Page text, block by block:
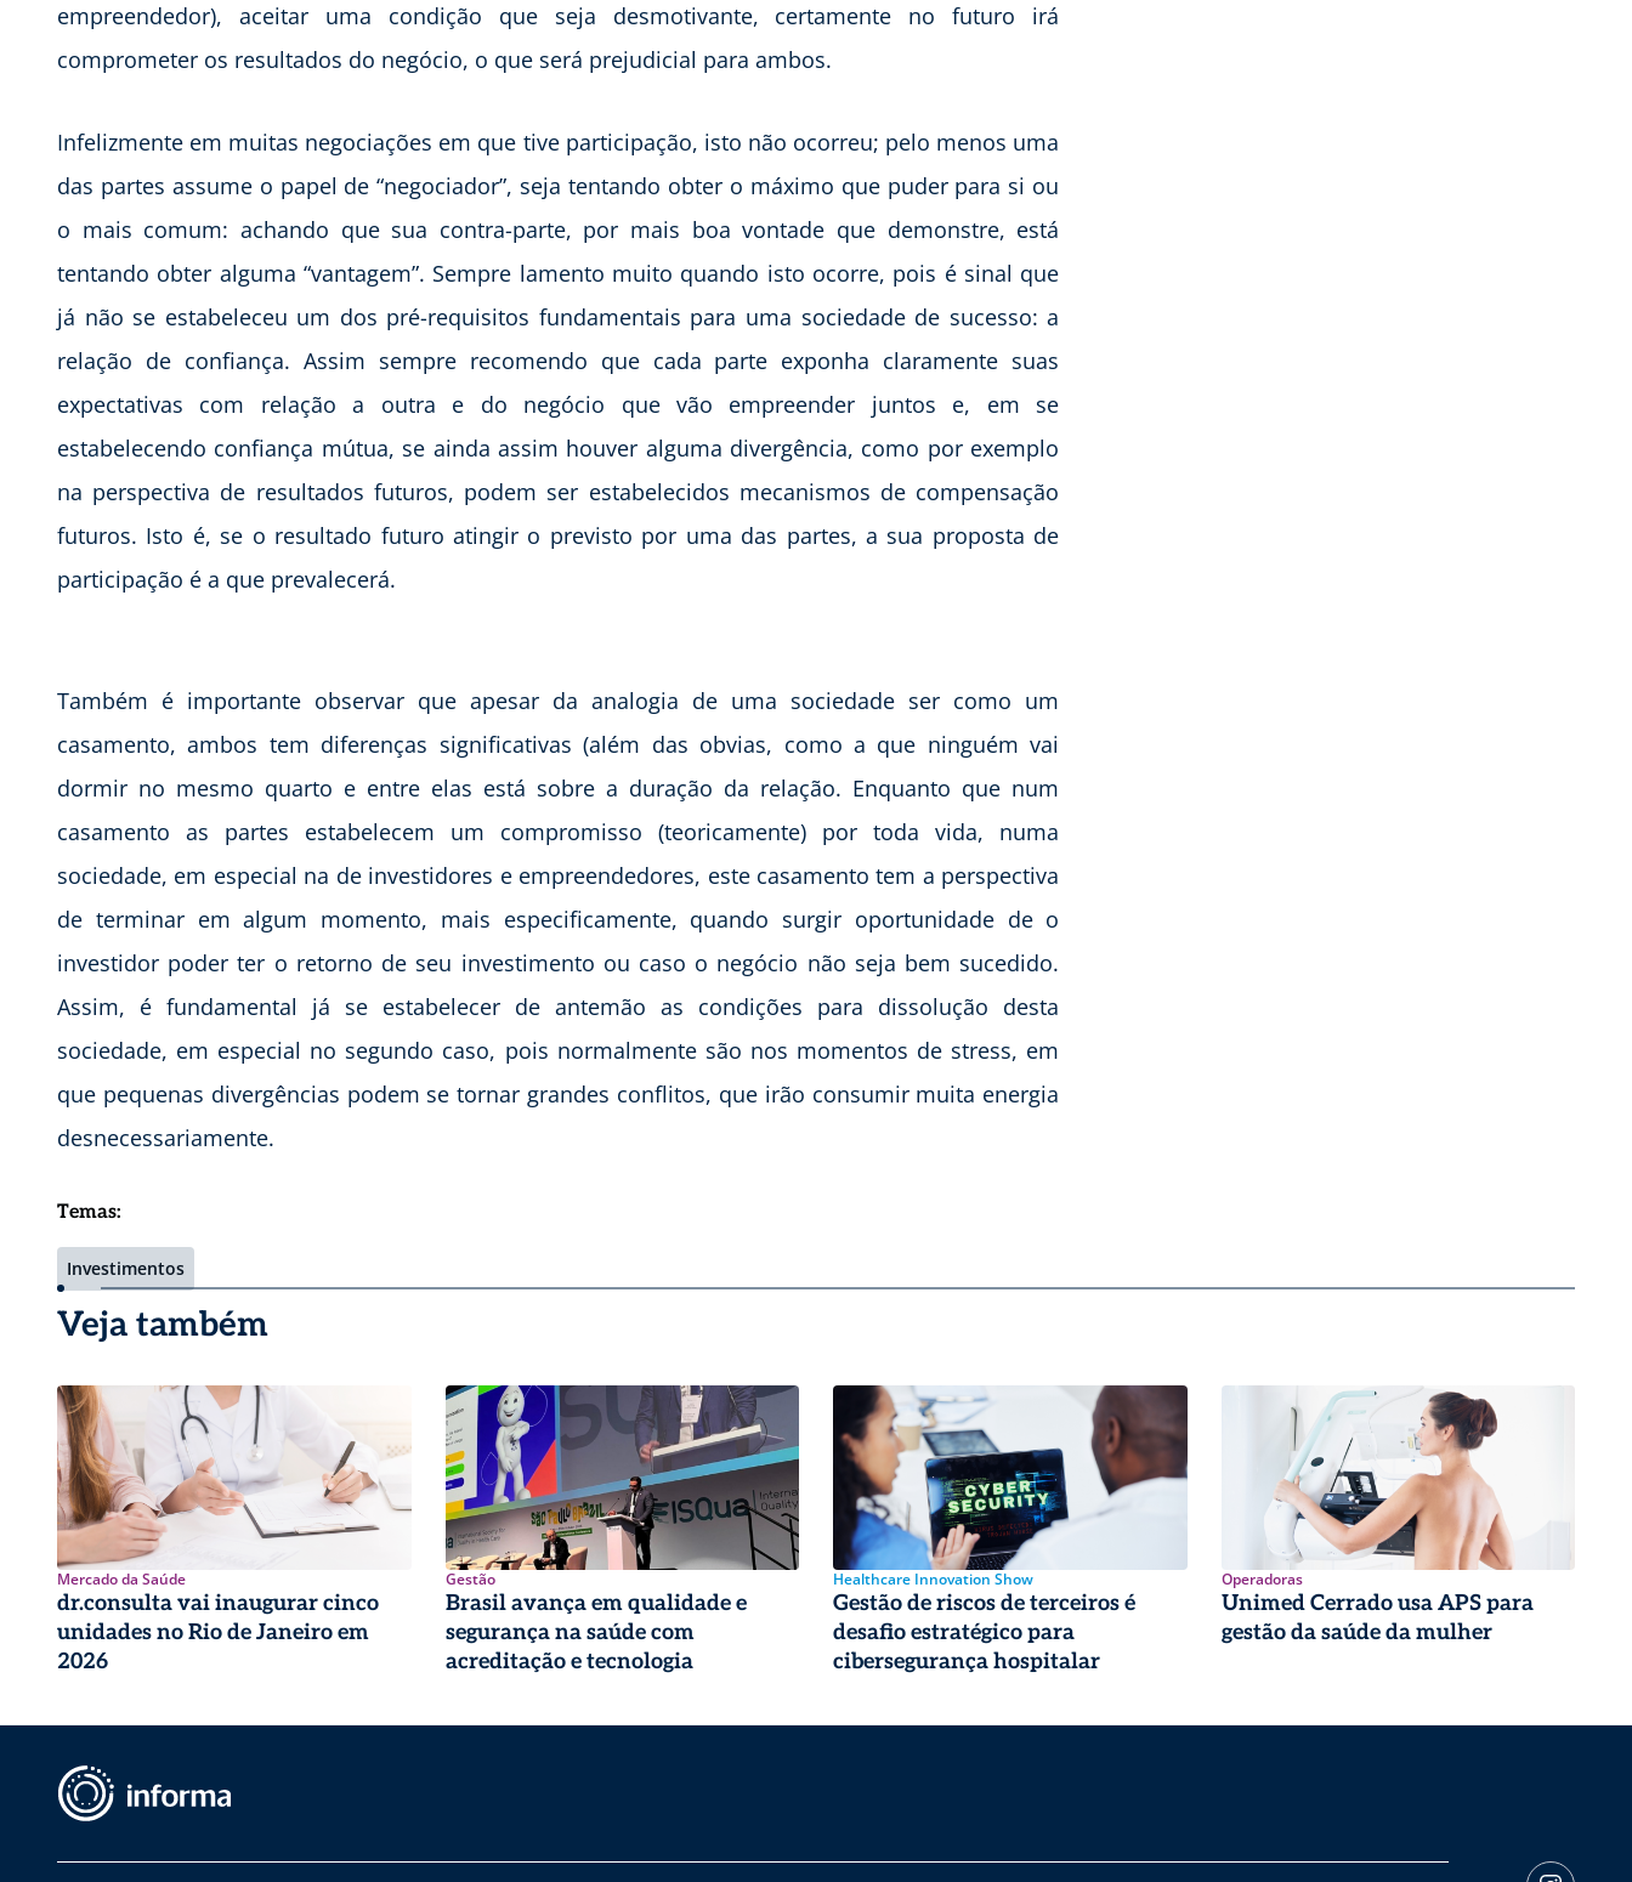
empreendedor), aceitar uma condição que seja desmotivante, certamente no futuro irá
comprometer os resultados do negócio, o que será prejudicial para ambos.
Infelizmente em muitas negociações em que tive participação, isto não ocorreu; pelo menos uma
das partes assume o papel de “negociador”, seja tentando obter o máximo que puder para si ou
o mais comum: achando que sua contra-parte, por mais boa vontade que demonstre, está
tentando obter alguma “vantagem”. Sempre lamento muito quando isto ocorre, pois é sinal que
já não se estabeleceu um dos pré-requisitos fundamentais para uma sociedade de sucesso: a
relação de confiança. Assim sempre recomendo que cada parte exponha claramente suas
expectativas com relação a outra e do negócio que vão empreender juntos e, em se
estabelecendo confiança mútua, se ainda assim houver alguma divergência, como por exemplo
na perspectiva de resultados futuros, podem ser estabelecidos mecanismos de compensação
futuros. Isto é, se o resultado futuro atingir o previsto por uma das partes, a sua proposta de
participação é a que prevalecerá.
Também é importante observar que apesar da analogia de uma sociedade ser como um
casamento, ambos tem diferenças significativas (além das obvias, como a que ninguém vai
dormir no mesmo quarto e entre elas está sobre a duração da relação. Enquanto que num
casamento as partes estabelecem um compromisso (teoricamente) por toda vida, numa
sociedade, em especial na de investidores e empreendedores, este casamento tem a perspectiva
de terminar em algum momento, mais especificamente, quando surgir oportunidade de o
investidor poder ter o retorno de seu investimento ou caso o negócio não seja bem sucedido.
Assim, é fundamental já se estabelecer de antemão as condições para dissolução desta
sociedade, em especial no segundo caso, pois normalmente são nos momentos de stress, em
que pequenas divergências podem se tornar grandes conflitos, que irão consumir muita energia
desnecessariamente.
Temas:
Investimentos
Veja também
Mercado da Saúde
dr.consulta vai inaugurar cinco
unidades no Rio de Janeiro em
2026
Gestão
Brasil avança em qualidade e
segurança na saúde com
acreditação e tecnologia
Healthcare Innovation Show
Gestão de riscos de terceiros é
desafio estratégico para
cibersegurança hospitalar
Operadoras
Unimed Cerrado usa APS para
gestão da saúde da mulher